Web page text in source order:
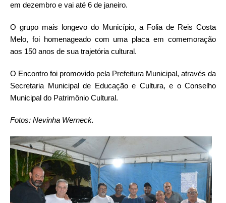
em dezembro e vai até 6 de janeiro.
O grupo mais longevo do Município, a Folia de Reis Costa
Melo, foi homenageado com uma placa em comemoração
aos 150 anos de sua trajetória cultural.
O Encontro foi promovido pela Prefeitura Municipal, através da
Secretaria Municipal de Educação e Cultura, e o Conselho
Municipal do Patrimônio Cultural.
Fotos: Nevinha Werneck.